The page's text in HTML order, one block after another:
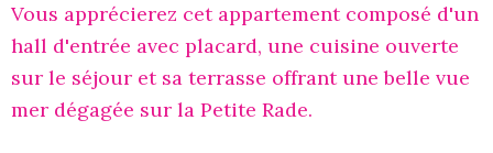
Vous apprécierez cet appartement composé d'un
hall d'entrée avec placard, une cuisine ouverte
sur le séjour et sa terrasse offrant une belle vue
mer dégagée sur la Petite Rade.